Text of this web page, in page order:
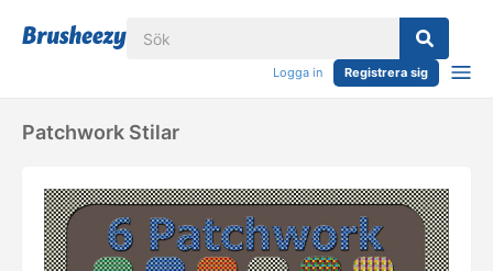
Logga in Registrera sig
Patchwork Stilar